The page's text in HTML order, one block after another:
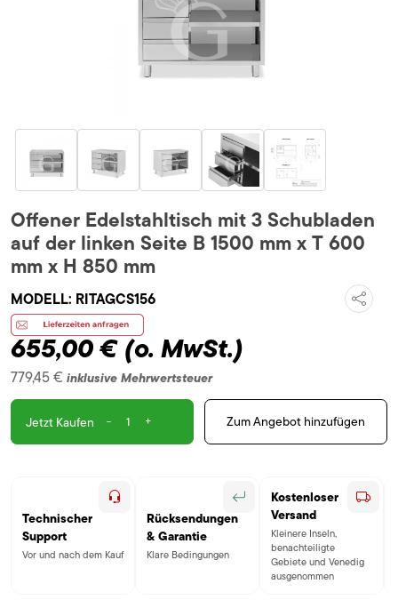
Offener Edelstahltisch mit 3 Schubladen
auf der linken Seite B 1500 mm x T 600
mm x H 850 mm
MODELL: RITAGCS156
655,00 €(o. MwSt.)
779,45 € inklusive Mehrwertsteuer
Jetzt Kaufen - + Zum Angebot hinzufügen
Technischer
Support
Vor und nach dem Kauf
Rücksendungen
& Garantie
Klare Bedingungen
Kostenloser
Versand
Kleinere Inseln,
benachteiligte
Gebiete und Venedig
ausgenommen